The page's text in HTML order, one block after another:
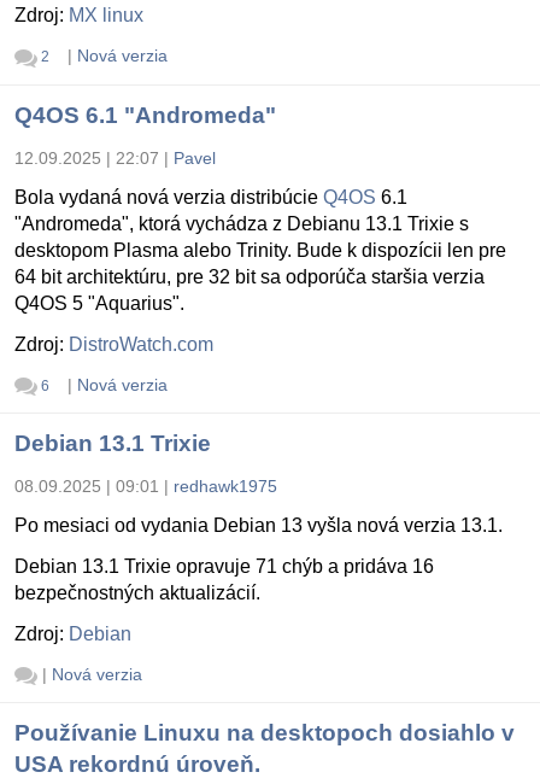
Zdroj: MX linux
2 | Nová verzia
Q4OS 6.1 "Andromeda"
12.09.2025 | 22:07 | Pavel
Bola vydaná nová verzia distribúcie Q4OS 6.1
"Andromeda", ktorá vychádza z Debianu 13.1 Trixie s
desktopom Plasma alebo Trinity. Bude k dispozícii len pre
64 bit architektúru, pre 32 bit sa odporúča staršia verzia
Q4OS 5 "Aquarius".
Zdroj: DistroWatch.com
6 | Nová verzia
Debian 13.1 Trixie
08.09.2025 | 09:01 | redhawk1975
Po mesiaci od vydania Debian 13 vyšla nová verzia 13.1.
Debian 13.1 Trixie opravuje 71 chýb a pridáva 16
bezpečnostných aktualizácií.
Zdroj: Debian
| Nová verzia
Používanie Linuxu na desktopoch dosiahlo v
USA rekordnú úroveň.